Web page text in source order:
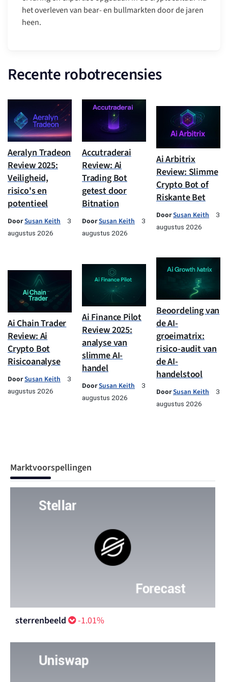
het overleven van bear- en bullmarkten door de jaren
heen.
Recente robotrecensies
Aeralyn Tradeon
Review 2025:
Veiligheid,
risico's en
potentieel
DoorSusan Keith
3
augustus 2026
Accutraderai
Review: Ai
Trading Bot
getest door
Bitnation
DoorSusan Keith
3
augustus 2026
Ai Arbitrix
Review: Slimme
Crypto Bot of
Riskante Bet
DoorSusan Keith
3
augustus 2026
Ai Chain Trader
Review: Ai
Crypto Bot
Risicoanalyse
DoorSusan Keith
3
augustus 2026
Ai Finance Pilot
Review 2025:
analyse van
slimme AI-
handel
DoorSusan Keith
3
augustus 2026
Beoordeling van
de AI-
groeimatrix:
risico-audit van
de AI-
handelstool
DoorSusan Keith
3
augustus 2026
Marktvoorspellingen
sterrenbeeld -1.01%